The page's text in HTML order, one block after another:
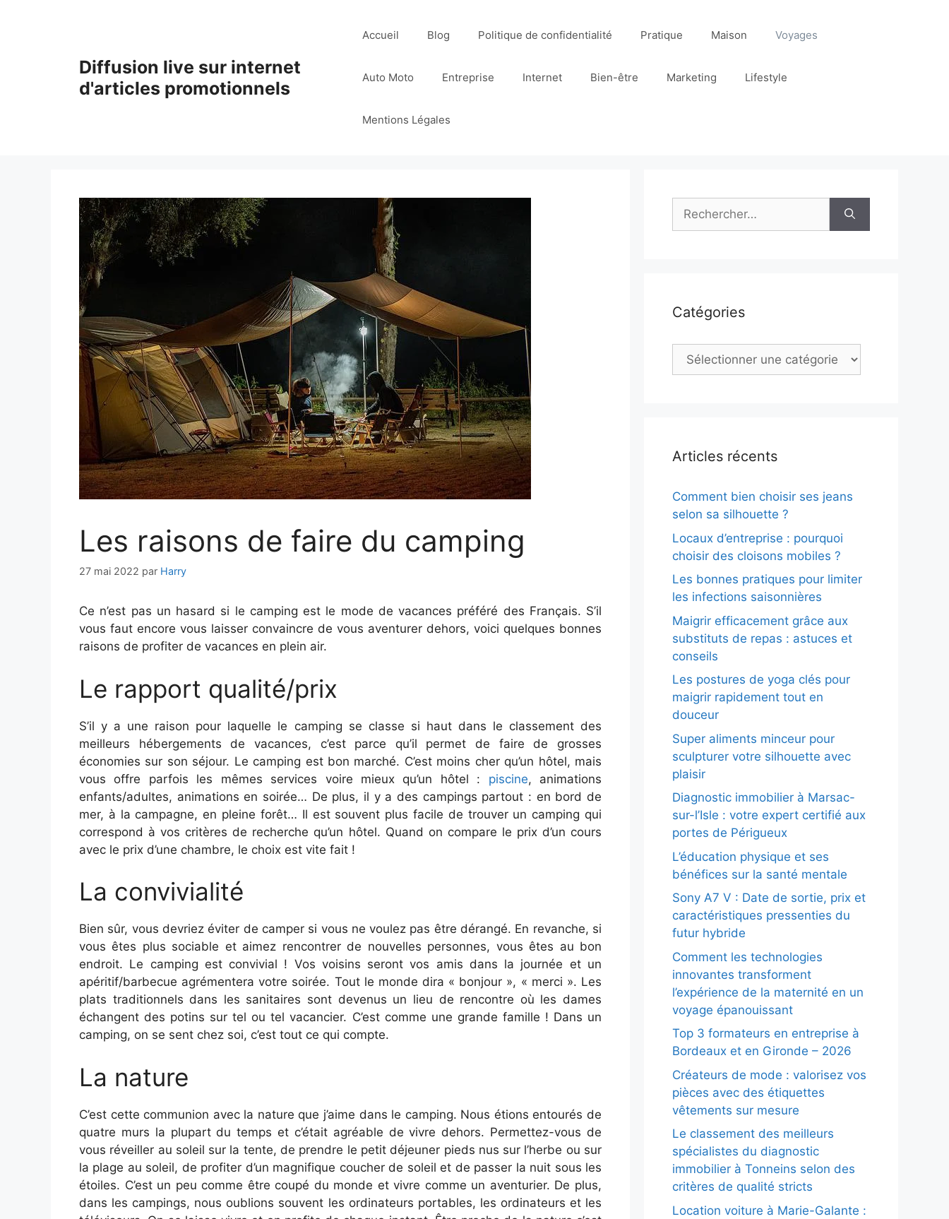
Diffusion live sur internet
d'articles promotionnels
Accueil Blog Politique de confidentialité Pratique Maison Voyages
Auto Moto Entreprise Internet Bien-être Marketing Lifestyle
Mentions Légales
Les raisons de faire du camping
27 mai 2022 par Harry
Ce n’est pas un hasard si le camping est le mode de vacances préféré des Français. S’il
vous faut encore vous laisser convaincre de vous aventurer dehors, voici quelques bonnes
raisons de profiter de vacances en plein air.
Le rapport qualité/prix
S’il y a une raison pour laquelle le camping se classe si haut dans le classement des
meilleurs hébergements de vacances, c’est parce qu’il permet de faire de grosses
économies sur son séjour. Le camping est bon marché. C’est moins cher qu’un hôtel, mais
vous offre parfois les mêmes services voire mieux qu’un hôtel : piscine, animations
enfants/adultes, animations en soirée… De plus, il y a des campings partout : en bord de
mer, à la campagne, en pleine forêt​​​​​​​… Il est souvent plus facile de trouver un camping qui
correspond à vos critères de recherche qu’un hôtel. Quand on compare le prix d’un cours
avec le prix d’une chambre, le choix est vite fait !
La convivialité
Bien sûr, vous devriez éviter de camper si vous ne voulez pas être dérangé. En revanche, si
vous êtes plus sociable et aimez rencontrer de nouvelles personnes, vous êtes au bon
endroit. Le camping est convivial ! Vos voisins seront vos amis dans la journée et un
apéritif/barbecue agrémentera votre soirée. Tout le monde dira « bonjour », « merci ». Les
plats traditionnels dans les sanitaires sont devenus un lieu de rencontre où les dames
échangent des potins sur tel ou tel vacancier. C’est comme une grande famille ! Dans un
camping, on se sent chez soi, c’est tout ce qui compte.
La nature
C’est cette communion avec la nature que j’aime dans le camping. Nous étions entourés de
quatre murs la plupart du temps et c’était agréable de vivre dehors. Permettez-vous de
vous réveiller au soleil sur la tente, de prendre le petit déjeuner pieds nus sur l’herbe ou sur
la plage au soleil, de profiter d’un magnifique coucher de soleil et de passer la nuit sous les
étoiles. C’est un peu comme être coupé du monde et vivre comme un aventurier. De plus,
dans les campings, nous oublions souvent les ordinateurs portables, les ordinateurs et les
Rechercher :
Catégories
Catégories
Articles récents
Comment bien choisir ses jeans
selon sa silhouette ?
Locaux d’entreprise : pourquoi
choisir des cloisons mobiles ?
Les bonnes pratiques pour limiter
les infections saisonnières
Maigrir efficacement grâce aux
substituts de repas : astuces et
conseils
Les postures de yoga clés pour
maigrir rapidement tout en
douceur
Super aliments minceur pour
sculpturer votre silhouette avec
plaisir
Diagnostic immobilier à Marsac-
sur-l’Isle : votre expert certifié aux
portes de Périgueux
L’éducation physique et ses
bénéfices sur la santé mentale
Sony A7 V : Date de sortie, prix et
caractéristiques pressenties du
futur hybride
Comment les technologies
innovantes transforment
l’expérience de la maternité en un
voyage épanouissant
Top 3 formateurs en entreprise à
Bordeaux et en Gironde – 2026
Créateurs de mode : valorisez vos
pièces avec des étiquettes
vêtements sur mesure
Le classement des meilleurs
spécialistes du diagnostic
immobilier à Tonneins selon des
critères de qualité stricts
Location voiture à Marie-Galante :